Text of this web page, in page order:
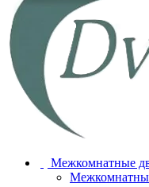
Межкомнатные